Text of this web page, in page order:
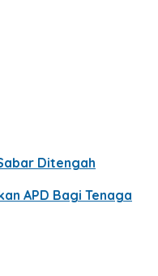
Ditengah
APD Bagi Tenaga